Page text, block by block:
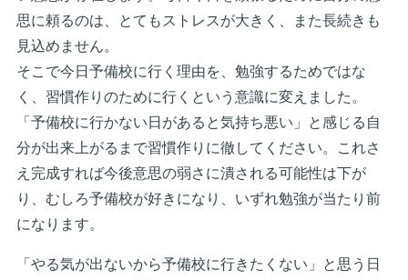
思に頼るのは、とてもストレスが大きく、また長続きも
見込めません。
そこで今日予備校に行く理由を、勉強するためではな
く、習慣作りのために行くという意識に変えました。
「予備校に行かない日があると気持ち悪い」と感じる自
分が出来上がるまで習慣作りに徹してください。これさ
え完成すれば今後意思の弱さに潰される可能性は下が
り、むしろ予備校が好きになり、いずれ勉強が当たり前
になります。
「やる気が出ないから予備校に行きたくない」と思う日